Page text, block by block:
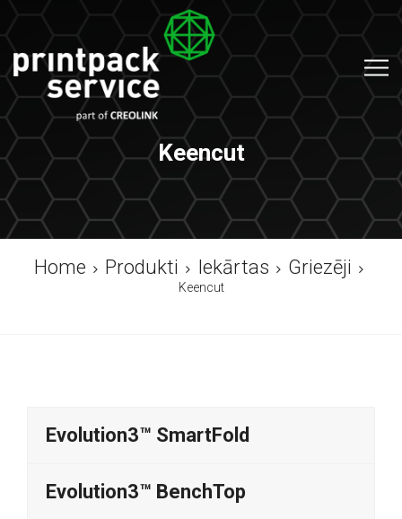
Keencut
Home Produkti Iekārtas Griezēji
Keencut
Evolution3™ SmartFold
Evolution3™ BenchTop